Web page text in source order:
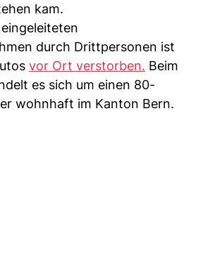
kam.
durch Drittpersonen ist
vor Ort verstorben. Beim
es sich um einen 80-
wohnhaft im Kanton Bern.